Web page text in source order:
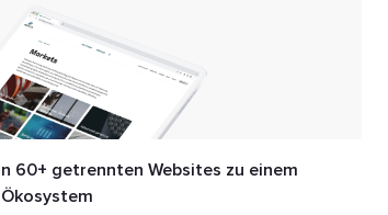
60+ getrennten Websites zu einem